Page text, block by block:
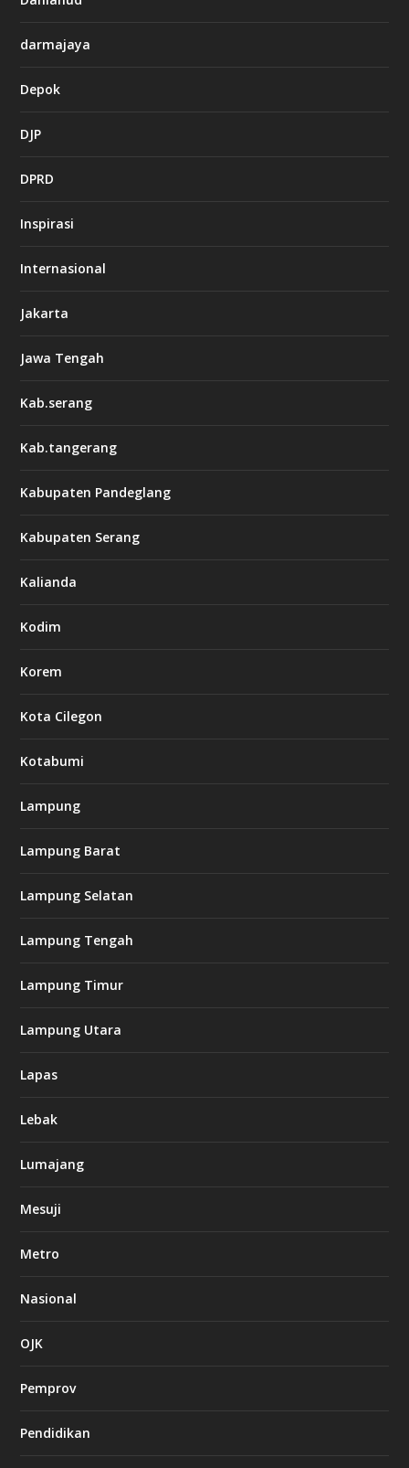
darmajaya
Depok
DJP
DPRD
Inspirasi
Internasional
Jakarta
Jawa Tengah
Kab.serang
Kab.tangerang
Kabupaten Pandeglang
Kabupaten Serang
Kalianda
Kodim
Korem
Kota Cilegon
Kotabumi
Lampung
Lampung Barat
Lampung Selatan
Lampung Tengah
Lampung Timur
Lampung Utara
Lapas
Lebak
Lumajang
Mesuji
Metro
Nasional
OJK
Pemprov
Pendidikan